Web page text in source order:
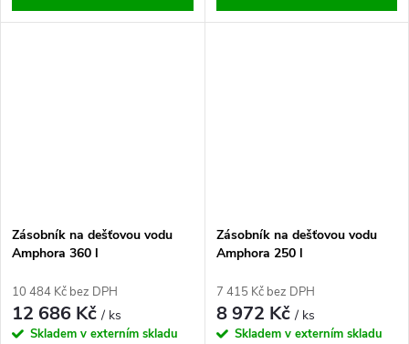
Zásobník na dešťovou vodu
Amphora 360 l
10 484 Kč bez DPH
12 686 Kč/ ks
Skladem v externím skladu
Zásobník na dešťovou vodu
Amphora 250 l
7 415 Kč bez DPH
8 972 Kč/ ks
Skladem v externím skladu